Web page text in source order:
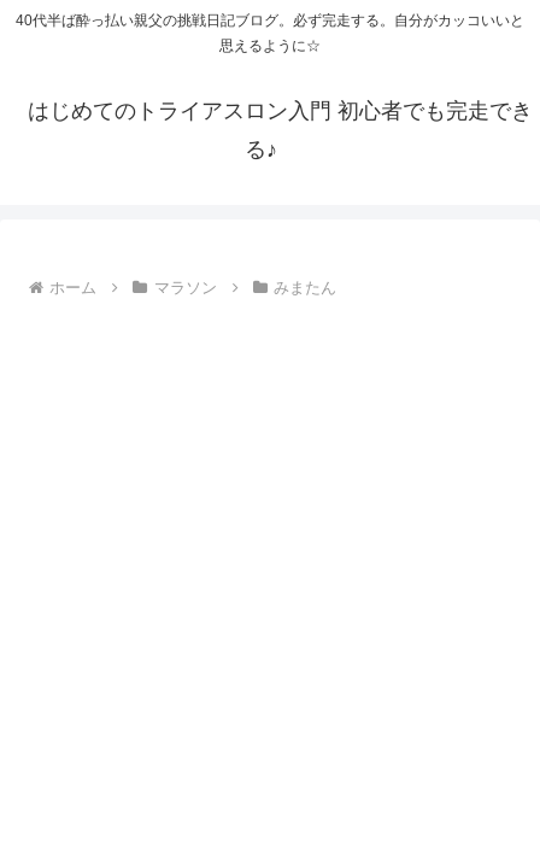
40代半ば酔っ払い親父の挑戦日記ブログ。必ず完走する。自分がカッコいいと
思えるように☆
はじめてのトライアスロン入門 初心者でも完走でき
る♪
ホーム マラソン みまたん